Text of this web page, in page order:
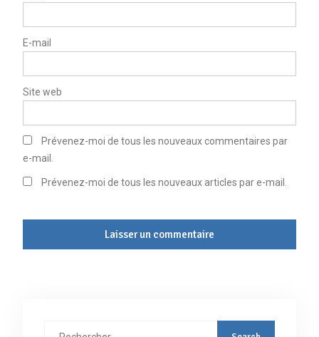
E-mail
Site web
Prévenez-moi de tous les nouveaux commentaires par
e-mail.
Prévenez-moi de tous les nouveaux articles par e-mail.